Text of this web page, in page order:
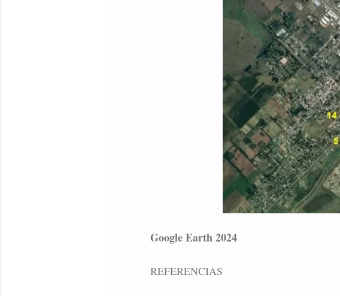
Google Earth 2024
REFERENCIAS